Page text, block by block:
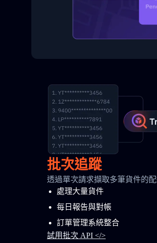
批次追蹤
透過單次請求擷取多筆貨件的
處理大量貨件
每日報告與對帳
訂單管理系統整合
試用批次 API </>